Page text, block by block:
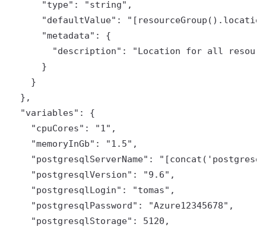
      "type": "string",
"defaultValue":
      "metadata": {
"description": "Location for all
      }
    }
  },
  "variables": {
    "cpuCores": "1",
    "memoryInGb": "1.5",
"postgresqlServerName":
    "postgresqlVersion": "9.6",
    "postgresqlLogin": "tomas",
    "postgresqlPassword": "Azure12345678",
    "postgresqlStorage": 5120,